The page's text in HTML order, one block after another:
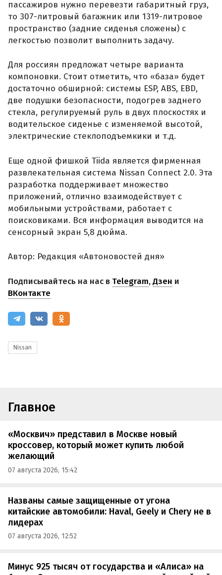
пассажиров нужно перевезти габаритный груз,
то 307-литровый багажник или 1319-литровое
пространство (задние сиденья сложены) с
легкостью позволит выполнить задачу.
Для россиян предложат четыре варианта
компоновки. Стоит отметить, что «база» будет
достаточно обширной: системы ESP, ABS, EBD,
две подушки безопасности, подогрев заднего
стекла, регулируемый руль в двух плоскостях и
водительское сиденье с изменяемой высотой,
электрические стеклоподъемкики и т.д.
Еще одной фишкой Tiida является фирменная
развлекательная система Nissan Connect 2.0. Эта
разработка поддерживает множество
приложений, отлично взаимодействует с
мобильными устройствами, работает с
поисковиками. Вся информация выводится на
сенсорный экран 5,8 дюйма.
Автор: Редакция «Автоновостей дня»
Подписывайтесь на нас в Telegram,Дзен и
ВКонтакте
Nissan
Главное
«Москвич» представил в Москве новый
кроссовер, который может купить любой
желающий
07 августа 2026, 15:42
Названы самые защищенные от угона
китайские автомобили: Haval, Geely и Chery не в
лидерах
07 августа 2026, 12:52
Минус 925 тысяч от государства и «Алиса» на